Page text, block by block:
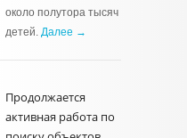
около полутора тысяч
детей. Далее →
Продолжается
активная работа по